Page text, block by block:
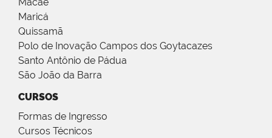
Macaé
Maricá
Quissamã
Polo de Inovação Campos dos Goytacazes
Santo Antônio de Pádua
São João da Barra
CURSOS
Formas de Ingresso
Cursos Técnicos